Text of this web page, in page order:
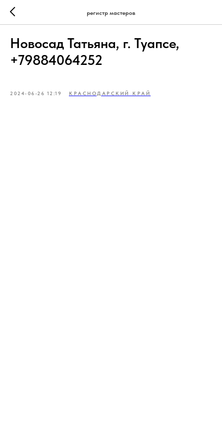
регистр мастеров
Новосад Татьяна, г. Туапсе,
+79884064252
2024-06-26 12:19 КРАСНОДАРСКИЙ КРАЙ